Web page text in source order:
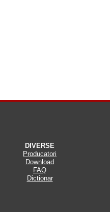
DIVERSE
Producatori
Download
FAQ
Dictionar